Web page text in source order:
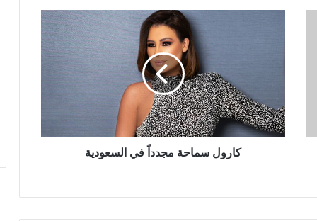
كارول سماحة مجدداً في السعودية